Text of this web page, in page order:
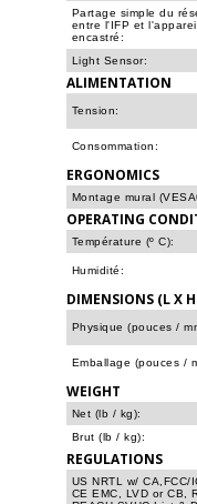
Partage simple du
entre l'IFP et l'appareil
encastré:
Light Sensor:
ALIMENTATION
Tension:
Consommation:
ERGONOMICS
Montage mural
OPERATING
Température (º C):
Humidité:
DIMENSIONS (L X
Physique (pouces /
Emballage (pouces /
WEIGHT
Net (lb / kg):
Brut (lb / kg):
REGULATIONS
US NRTL w/ CA,FCC/
CE EMC, LVD or CB,